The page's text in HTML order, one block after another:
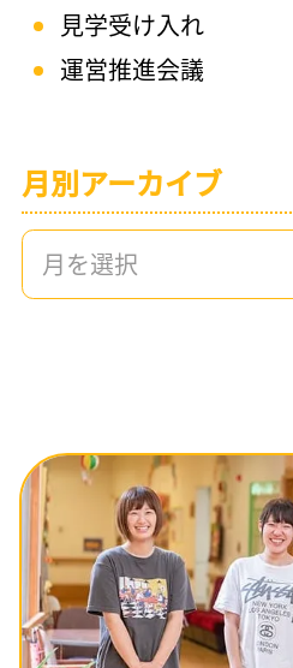
見学受け入れ
運営推進会議
月別アーカイブ